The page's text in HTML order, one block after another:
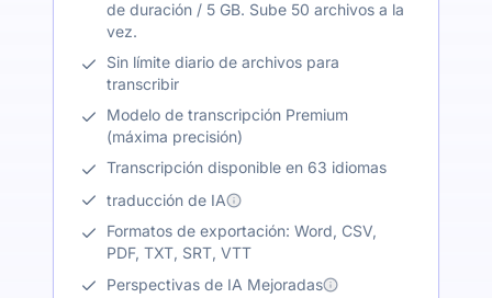
de duración / 5 GB. Sube 50 archivos a la
vez.
Sin límite diario de archivos para
transcribir
Modelo de transcripción Premium
(máxima precisión)
Transcripción disponible en 63 idiomas
traducción de IA
Formatos de exportación: Word, CSV,
PDF, TXT, SRT, VTT
Perspectivas de IA Mejoradas